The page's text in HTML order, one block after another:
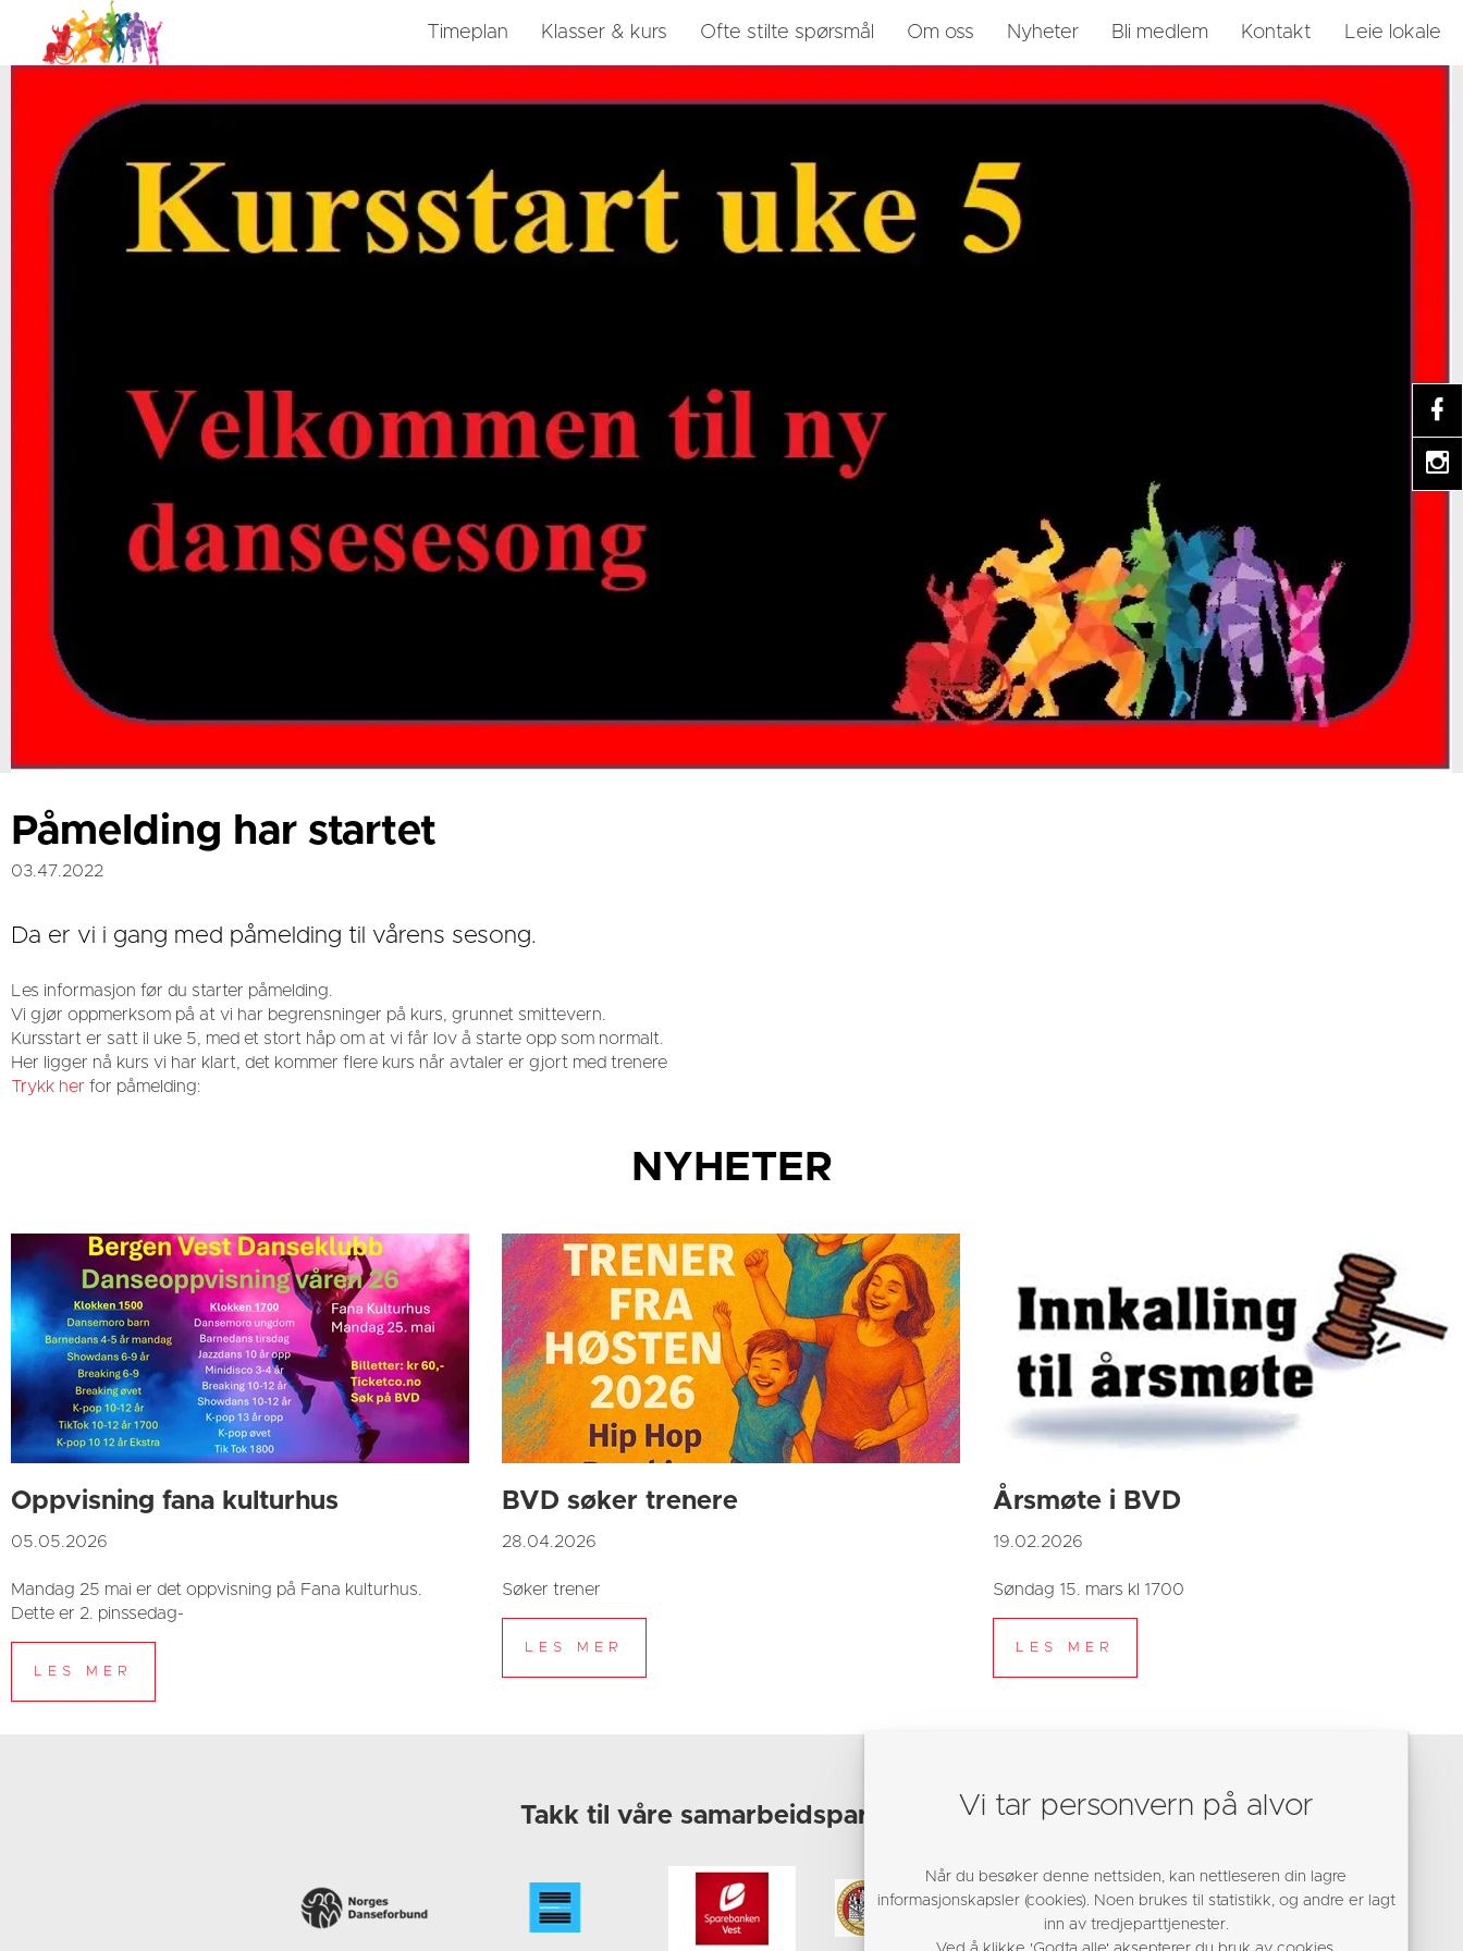
Timeplan Klasser & kurs Ofte stilte spørsmål Om oss Nyheter Bli medlem Kontakt Leie lokale
Påmelding har startet
03.47.2022
Da er vi i gang med påmelding til vårens sesong.
Les informasjon før du starter påmelding.
Vi gjør oppmerksom på at vi har begrensninger på kurs, grunnet smittevern.
Kursstart er satt il uke 5, med et stort håp om at vi får lov å starte opp som normalt.
Her ligger nå kurs vi har klart, det kommer flere kurs når avtaler er gjort med trenere
Trykk her for påmelding:
NYHETER
Oppvisning fana kulturhus
05.05.2026
Mandag 25 mai er det oppvisning på Fana kulturhus.
Dette er 2. pinssedag-
BVD søker trenere
28.04.2026
Søker trener
Årsmøte i BVD
19.02.2026
Søndag 15. mars kl 1700
Takk til våre samarbeidspartnere! Vi tar personvern på alvor
Når du besøker denne nettsiden, kan nettleseren din lagre
informasjonskapsler (cookies). Noen brukes til statistikk, og andre er lagt
inn av tredjeparttjenester.